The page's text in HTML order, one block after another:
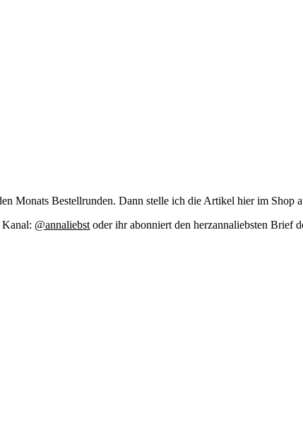
Monats Bestell­run­den. Dann stel­le ich die Arti­kel hier im Shop
Kanal: @annaliebst oder ihr abon­niert den her­zan­na­liebs­ten Brief